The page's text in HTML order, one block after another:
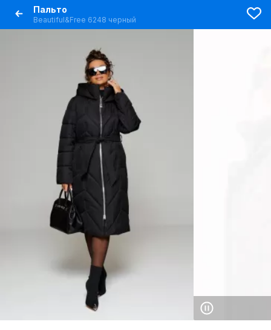
Пальто
Beautiful&Free 6248 черный